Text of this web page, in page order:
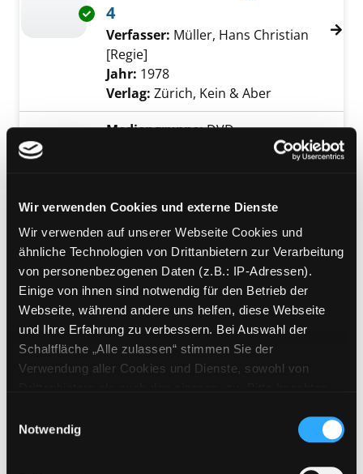
Wir verwenden Cookies und externe Dienste
Wir verwenden auf unserer Webseite Cookies und
ähnliche Technologien von Drittanbietern zur Verarbeitung
von personenbezogenen Daten (z.B.: IP-Adressen).
Einige von ihnen sind notwendig für den Betrieb der
Webseite, während andere uns helfen, diese Webseite
und Ihre Erfahrung zu verbessern. Bei Auswahl der
Schaltfläche „Alle zulassen“ stimmen Sie der
Verwendung aller Cookies und Dienste, sowohl von
Cookies von Drittanbietern, eine Verarbeitung in
unsicheren Drittländern (Länder außerhalb des EWR
ohne adäquates Datenschutzniveau) stattfinden kann. In
Notwendig
Exemplar-Details von Fast wia im richtigen
4
Verfasser: Müller, Hans Christian
[Regie]
Jahr: 1978
Verlag: Zürich, Kein & Aber
Mediengruppe:DVD
Fast wia im richtigen Leben
[Regie]Suche nach diesem Verfasser
Jahr:1978
Verlag:Zürich, Kein & Aber
Exemplar-Details von Fast wia im richtigen
Mediengruppe:DVD
Fast wia im richtigen Leben
2
Verfasser:
Müller, Hans Christian